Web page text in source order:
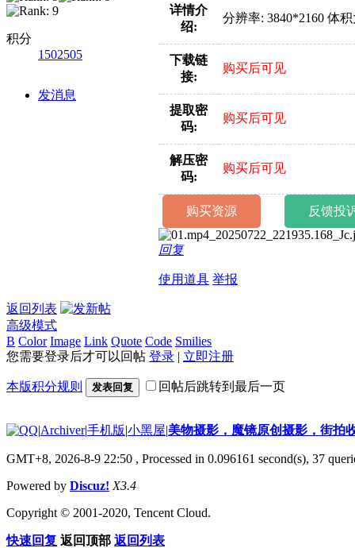
积分
1502505
发消息
详情介
绍:
分辨率: 3840*2160 体
下载链
接:
购买后可见
提取密
码:
购买后可见
解压密
码:
购买后可见
购买资源 反馈投
回复
使用道具 举报
返回列表
高级模式
B Color Image Link Quote Code Smilies
您需要登录后才可以回帖 登录 | 立即注册
本版积分规则 发表回复 回帖后跳转到最后一页
|Archiver|手机版|小黑屋|美物摄影，魔镜原创摄影，街拍
GMT+8, 2026-8-9 22:50 , Processed in 0.096161 second(s), 37
Powered by Discuz! X3.4
Copyright © 2001-2020, Tencent Cloud.
快速回复 返回顶部 返回列表